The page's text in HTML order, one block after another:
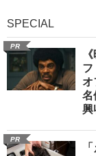
SPECIAL
PR
フ
オ
名
興
PR